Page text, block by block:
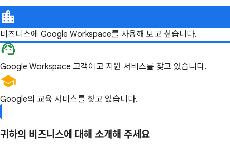
비즈니스에 Google Workspace를 사용해 보고 싶습니다.
Google Workspace 고객이고 지원 서비스를 찾고 있습니다.
Google의 교육 서비스를 찾고 있습니다.
귀하의 비즈니스에 대해 소개해 주세요